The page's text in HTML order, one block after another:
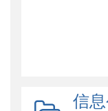
信